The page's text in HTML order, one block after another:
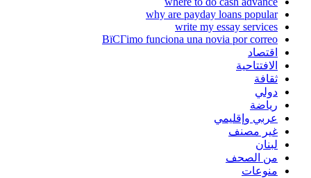
why are payday loans popular
write my essay services
ВїCГіmo funciona una novia por correo
اقتصاد
الافتتاحية
ثقافة
دولي
رياضة
عربي وإقليمي
غير مصنف
لبنان
من الصحف
منوعات